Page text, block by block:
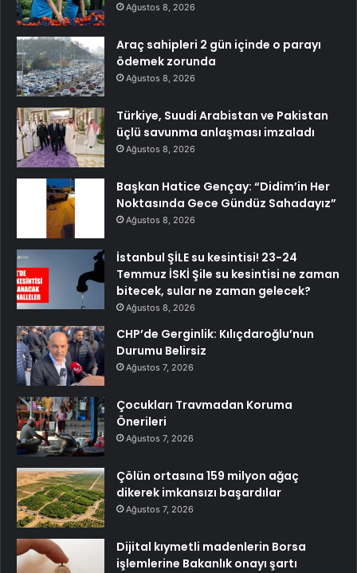
Ağustos 8, 2026
Araç sahipleri 2 gün içinde o parayı
ödemek zorunda
Ağustos 8, 2026
Türkiye, Suudi Arabistan ve Pakistan
üçlü savunma anlaşması imzaladı
Ağustos 8, 2026
Başkan Hatice Gençay: “Didim’in Her
Noktasında Gece Gündüz Sahadayız”
Ağustos 8, 2026
İstanbul ŞİLE su kesintisi! 23-24
Temmuz İSKİ Şile su kesintisi ne zaman
bitecek, sular ne zaman gelecek?
Ağustos 8, 2026
CHP’de Gerginlik: Kılıçdaroğlu’nun
Durumu Belirsiz
Ağustos 7, 2026
Çocukları Travmadan Koruma
Önerileri
Ağustos 7, 2026
Çölün ortasına 159 milyon ağaç
dikerek imkansızı başardılar
Ağustos 7, 2026
Dijital kıymetli madenlerin Borsa
işlemlerine Bakanlık onayı şartı